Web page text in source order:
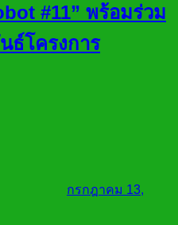
#11” พร้อมร่วม
ธ์โครงการ
กรกฎาคม 13,